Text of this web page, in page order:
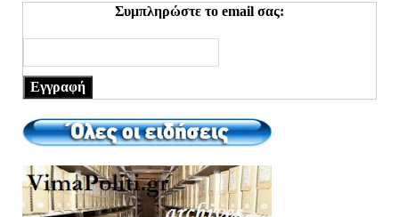
Συμπληρώστε το email σας:
Εγγραφή